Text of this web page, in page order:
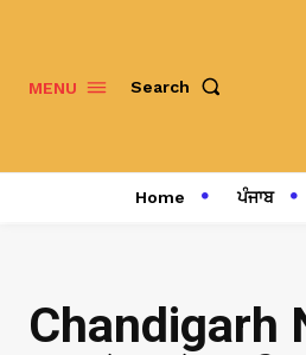
MENU Search
Home ਪੰਜਾਬ